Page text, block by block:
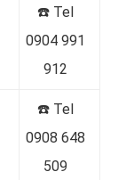
☎️ Tel
0904 991
912
☎️ Tel
0908 648
509